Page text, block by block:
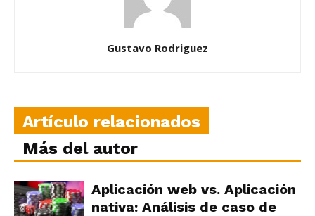
Gustavo Rodriguez
Artículo relacionados
Más del autor
Aplicación web vs. Aplicación
nativa: Análisis de caso de